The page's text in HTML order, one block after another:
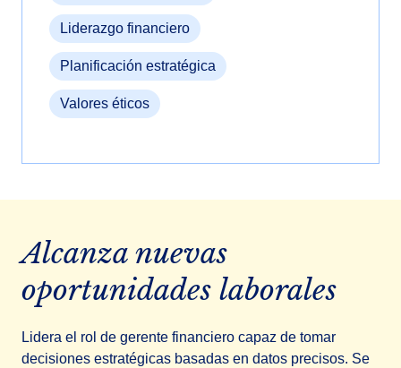
Liderazgo financiero
Planificación estratégica
Valores éticos
Alcanza nuevas
oportunidades laborales
Lidera el rol de gerente financiero capaz de tomar
decisiones estratégicas basadas en datos precisos. Se